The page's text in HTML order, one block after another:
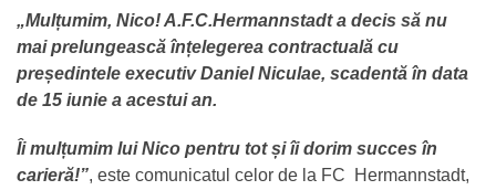
„Mulțumim, Nico! A.F.C.Hermannstadt a decis să nu
mai prelungească înțelegerea contractuală cu
președintele executiv Daniel Niculae, scadentă în data
de 15 iunie a acestui an.
Îi mulțumim lui Nico pentru tot și îi dorim succes în
carieră!”, este comunicatul celor de la FC Hermannstadt,